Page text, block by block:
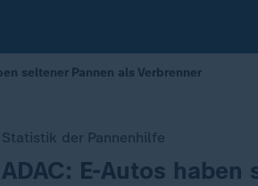
seltener Pannen als Verbrenner
Statistik der Pannenhilfe
:
ADAC: E-Autos